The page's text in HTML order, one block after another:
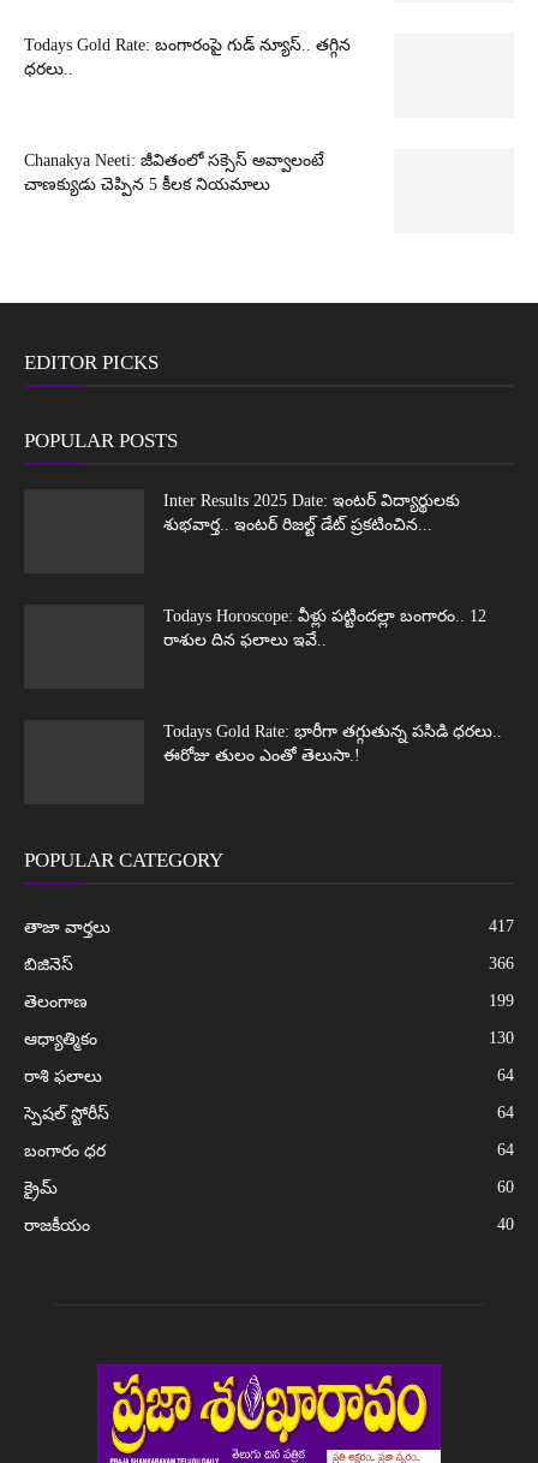
Todays Gold Rate: బంగారంపై గుడ్ న్యూస్.. తగ్గిన
ధరలు..
Chanakya Neeti: జీవితంలో సక్సెస్ అవ్వాలంటే
చాణక్యుడు చెప్పిన 5 కీలక నియమాలు
EDITOR PICKS
POPULAR POSTS
Inter Results 2025 Date: ఇంటర్ విద్యార్థులకు
శుభవార్త.. ఇంటర్ రిజల్ట్ డేట్ ప్రకటించిన...
Todays Horoscope: వీళ్లు పట్టిందల్లా బంగారం.. 12
రాశుల దిన ఫలాలు ఇవే..
Todays Gold Rate: భారీగా తగ్గుతున్న పసిడి ధరలు..
ఈరోజు తులం ఎంతో తెలుసా.!
POPULAR CATEGORY
తాజా వార్తలు 417
బిజినెస్ 366
తెలంగాణ 199
ఆధ్యాత్మికం 130
రాశి ఫలాలు 64
స్పెషల్ స్టోరీస్ 64
బంగారం ధర 64
క్రైమ్ 60
రాజకీయం 40